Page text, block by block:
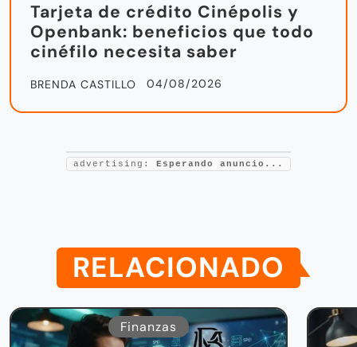
Tarjeta de crédito Cinépolis y
Openbank: beneficios que todo
cinéfilo necesita saber
BRENDA CASTILLO 04/08/2026
advertising: Esperando anuncio...
RELACIONADO
Finanzas